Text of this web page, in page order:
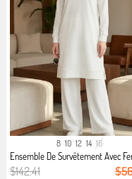
8 10 12 14 16
Ensemble De Survêtement Avec
$142.41